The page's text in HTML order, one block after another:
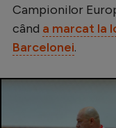
Campionilor
când a marcat la
Barcelonei.